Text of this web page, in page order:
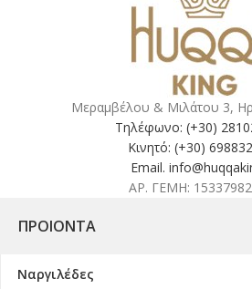
Μεραμβέλου & Μιλάτου 3,
Τηλέφωνο: (+30)
Κινητό: (+30)
Email.
ΑΡ. ΓΕΜΗ:
ΠΡΟΙΌΝΤΑ
Ναργιλέδες